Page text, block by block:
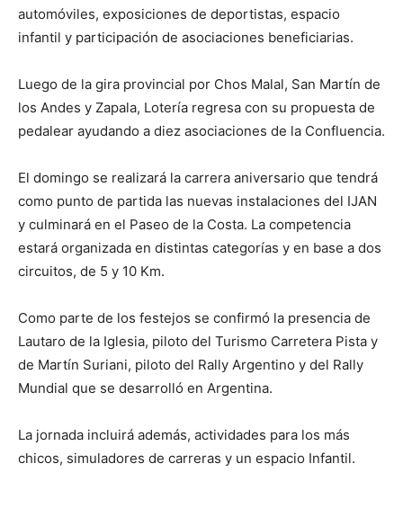
automóviles, exposiciones de deportistas, espacio
infantil y participación de asociaciones beneficiarias.
Luego de la gira provincial por Chos Malal, San Martín de
los Andes y Zapala, Lotería regresa con su propuesta de
pedalear ayudando a diez asociaciones de la Confluencia.
El domingo se realizará la carrera aniversario que tendrá
como punto de partida las nuevas instalaciones del IJAN
y culminará en el Paseo de la Costa. La competencia
estará organizada en distintas categorías y en base a dos
circuitos, de 5 y 10 Km.
Como parte de los festejos se confirmó la presencia de
Lautaro de la Iglesia, piloto del Turismo Carretera Pista y
de Martín Suriani, piloto del Rally Argentino y del Rally
Mundial que se desarrolló en Argentina.
La jornada incluirá además, actividades para los más
chicos, simuladores de carreras y un espacio Infantil.